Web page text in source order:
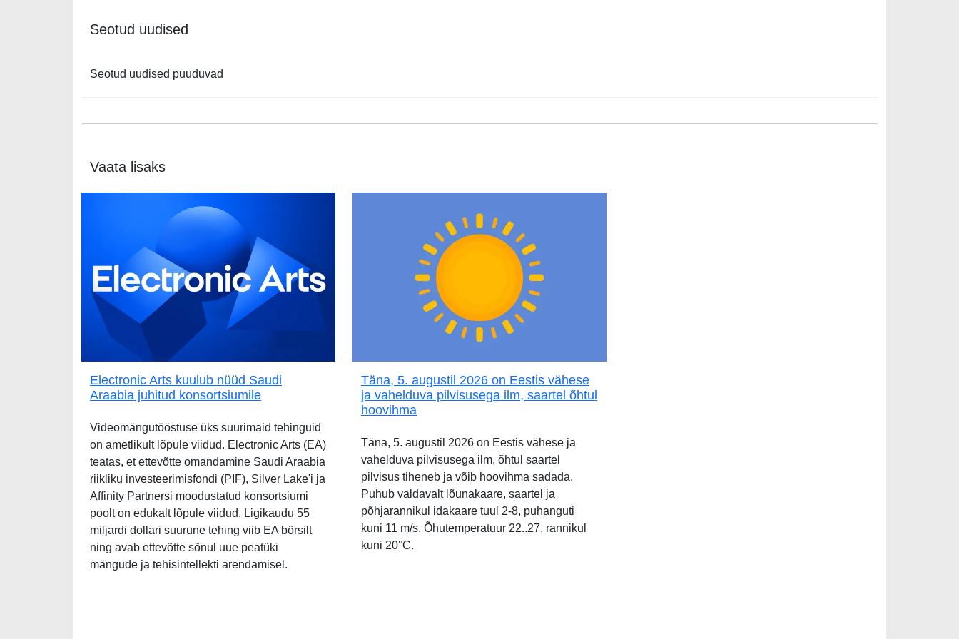
Seotud uudised
Seotud uudised puuduvad
Vaata lisaks
Electronic Arts kuulub nüüd Saudi
Araabia juhitud konsortsiumile
Videomängutööstuse üks suurimaid tehinguid
on ametlikult lõpule viidud. Electronic Arts (EA)
teatas, et ettevõtte omandamine Saudi Araabia
riikliku investeerimisfondi (PIF), Silver Lake'i ja
Affinity Partnersi moodustatud konsortsiumi
poolt on edukalt lõpule viidud. Ligikaudu 55
miljardi dollari suurune tehing viib EA börsilt
ning avab ettevõtte sõnul uue peatüki
mängude ja tehisintellekti arendamisel.
Täna, 5. augustil 2026 on Eestis vähese
ja vahelduva pilvisusega ilm, saartel õhtul
hoovihma
Täna, 5. augustil 2026 on Eestis vähese ja
vahelduva pilvisusega ilm, õhtul saartel
pilvisus tiheneb ja võib hoovihma sadada.
Puhub valdavalt lõunakaare, saartel ja
põhjarannikul idakaare tuul 2-8, puhanguti
kuni 11 m/s. Õhutemperatuur 22..27, rannikul
kuni 20°C.